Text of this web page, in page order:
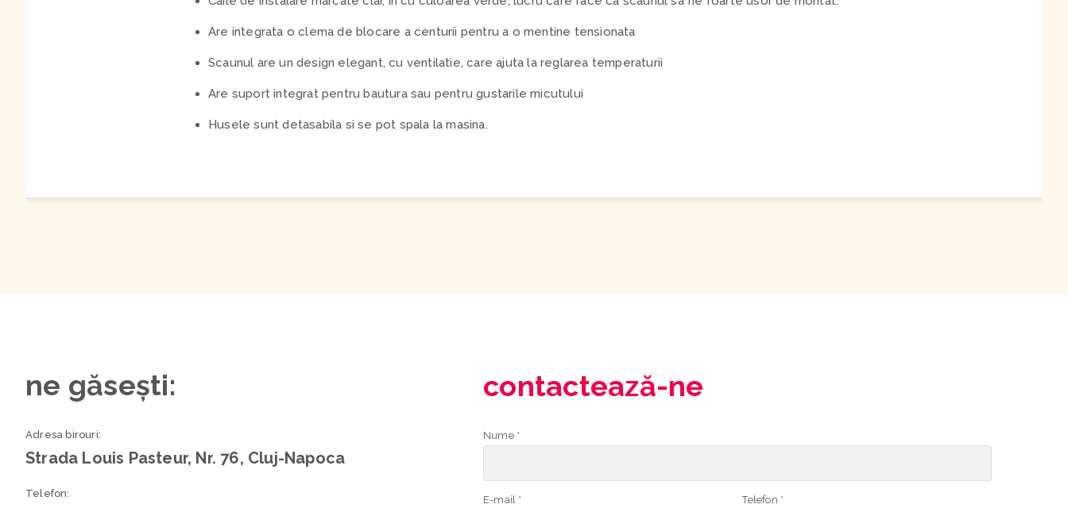
Are integrata o clema de blocare a centurii pentru a o mentine tensionata
Scaunul are un design elegant, cu ventilatie, care ajuta la reglarea temperaturii
Are suport integrat pentru bautura sau pentru gustarile micutului
Husele sunt detasabila si se pot spala la masina.
ne găsești:
Adresa birouri:
Strada Louis Pasteur, Nr. 76, Cluj-Napoca
Telefon:
contactează-ne
Nume *
E-mail * Telefon *